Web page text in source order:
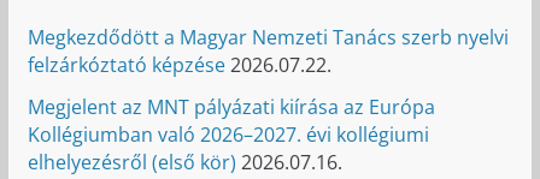
Megkezdődött a Magyar Nemzeti Tanács szerb nyelvi
felzárkóztató képzése2026.07.22.
Megjelent az MNT pályázati kiírása az Európa
Kollégiumban való 2026–2027. évi kollégiumi
elhelyezésről (első kör) 2026.07.16.